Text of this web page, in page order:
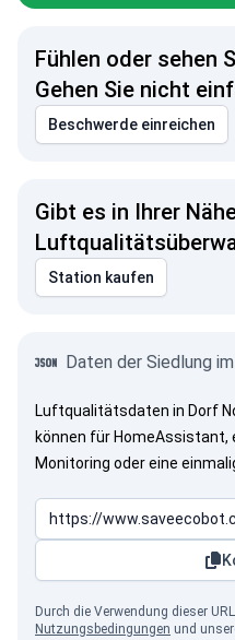
Fühlen oder sehen
Gehen Sie nicht
Beschwerde einreichen
Gibt es in Ihrer
Station kaufen
Daten der Siedlung
Luftqualitätsdaten in Dorf
können für HomeAssistant,
Monitoring oder eine
Durch die Verwendung dieser
Nutzungsbedingungen und